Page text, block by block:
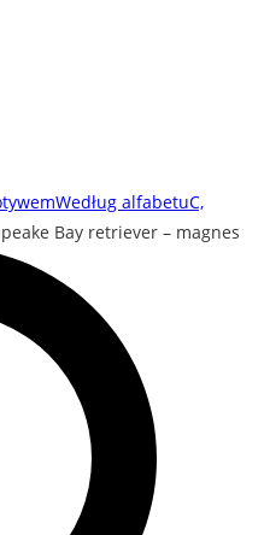
Według alfabetuC,
Bay retriever – magnes